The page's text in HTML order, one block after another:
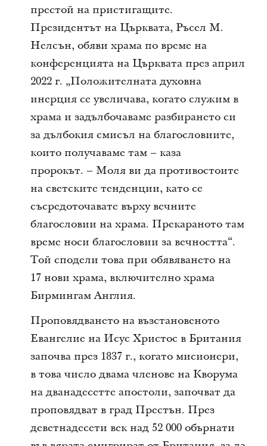
престой на пристигащите.
Президентът на Църквата, Ръсел М.
Нелсън, обяви храма по време на
конференцията на Църквата през април
2022 г. „Положителната духовна
инерция се увеличава, когато служим в
храма и задълбочаваме разбирането си
за дълбокия смисъл на благословиите,
които получаваме там – каза
пророкът. – Моля ви да противостоите
на светските тенденции, като се
съсредоточавате върху вечните
благословии на храма. Прекараното там
време носи благословии за вечността“.
Той сподели това при обявяването на
17 нови храма, включително храма
Бирмингам Англия.
Проповядването на възстановеното
Евангелие на Исус Христос в Британия
започва през 1837 г., когато мисионери,
в това число двама членове на Кворума
на дванадесетте апостоли, започват да
проповядват в град Престън. През
деветнадесети век над 52 000 обърнати